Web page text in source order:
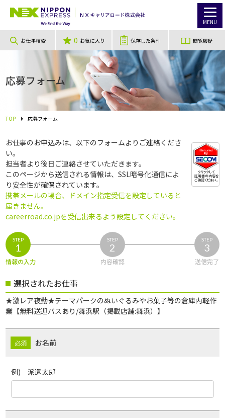
MENU
お仕事検索 0 お気に入り 保存した条件 閲覧履歴
応募フォーム
TOP 応募フォーム
お仕事のお申込みは、以下のフォームよりご連絡くださ
い。
担当者より後日ご連絡させていただきます。
このページから送信される情報は、SSL暗号化通信によ
り安全性が確保されています。
携帯メールの場合、ドメイン指定受信を設定していると
届きません。
careerroad.co.jpを受信出来るよう設定してください。
STEP
1
情報の入力
STEP
2
内容確認
STEP
3
送信完了
選択されたお仕事
★激レア夜勤★テーマパークのぬいぐるみやお菓子等の倉庫内軽作
業【無料送迎バスあり/舞浜駅（掲載店舗:舞浜）】
お名前
例) 派遣太郎